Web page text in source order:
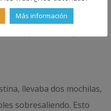
decidió regresar a
países europeos
llevaba dos mochilas,
sobresaliendo. Esto
Más información